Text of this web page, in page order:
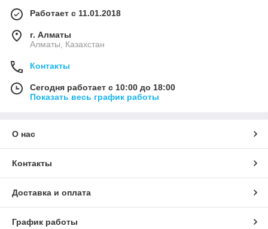
Работает с 11.01.2018
г. Алматы
Алматы, Казахстан
Контакты
Сегодня работает с 10:00 до 18:00
Показать весь график работы
О нас
Контакты
Доставка и оплата
График работы